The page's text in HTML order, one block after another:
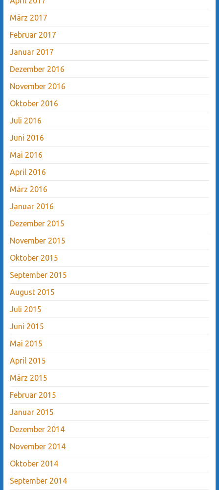
März 2017
Februar 2017
Januar 2017
Dezember 2016
November 2016
Oktober 2016
Juli 2016
Juni 2016
Mai 2016
April 2016
März 2016
Januar 2016
Dezember 2015
November 2015
Oktober 2015
September 2015
August 2015
Juli 2015
Juni 2015
Mai 2015
April 2015
März 2015
Februar 2015
Januar 2015
Dezember 2014
November 2014
Oktober 2014
September 2014